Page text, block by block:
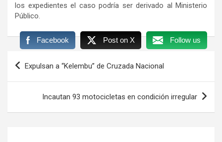
los expedientes el caso podría ser derivado al Ministerio
Público.
Facebook Post on X Follow us
Navegación
Expulsan a “Kelembu” de Cruzada Nacional
Incautan 93 motocicletas en condición irregular